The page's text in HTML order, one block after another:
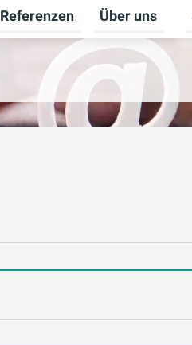
Referenzen Über uns